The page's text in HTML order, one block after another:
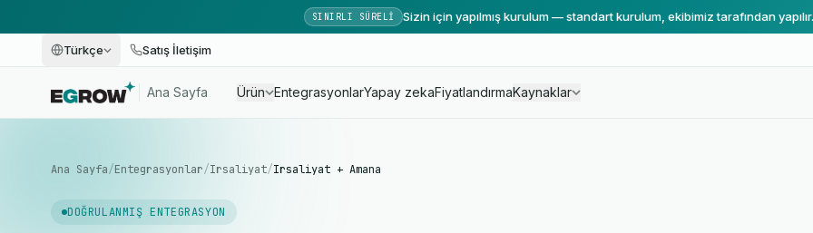
SINIRLI SÜRELI Sizin için yapılmış kurulum — standart kurulum, ekibimiz tarafından yapılır.
Türkçe Satış İletişim
Ana Sayfa Ürün EntegrasyonlarYapay zekaFiyatlandırmaKaynaklar
Ana Sayfa/Entegrasyonlar/Irsaliyat/Irsaliyat + Amana
DOĞRULANMIŞ ENTEGRASYON